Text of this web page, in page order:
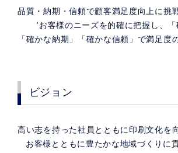
品質・納期・信頼で顧客満足度向上に挑
’お客様のニーズを的確に把握し、「
「確かな納期」「確かな信頼」で満足度
ビジョン
高い志を持った社員とともに印刷文化を
お客様とともに豊たかな地域づくりに